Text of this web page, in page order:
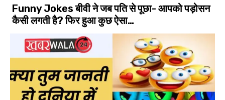
Funny Jokes बीवी ने जब पति से पूछा- आपको पड़ोसन
कैसी लगती है? फिर हुआ कुछ ऐसा…